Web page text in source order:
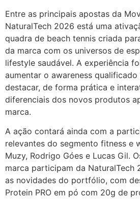
Entre as principais apostas da
NaturalTech 2026 está uma
quadra de beach tennis criada
da marca com os universos de
lifestyle saudável. A experiência
aumentar o awareness
destacar, de forma prática e
diferenciais dos novos produtos
marca.
A ação contará ainda com a
relevantes do segmento fitness e
Muzy, Rodrigo Góes e Lucas Gil.
marca participam da NaturalTech
as novidades do portfólio, com
Protein PRO em pó com 20g de